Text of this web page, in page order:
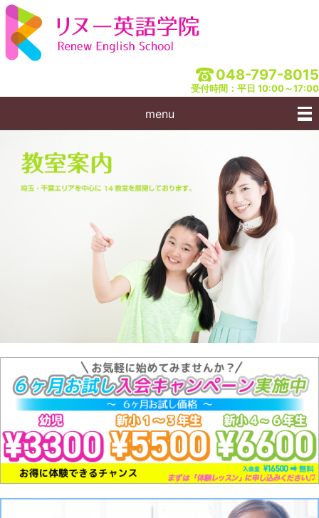
048-797-8015
受付時間：平日 10:00～17:00
menu